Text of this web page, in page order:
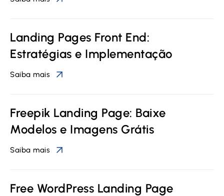
Landing Pages Front End:
Estratégias e Implementação
Saiba mais
Freepik Landing Page: Baixe
Modelos e Imagens Grátis
Saiba mais
Free WordPress Landing Page